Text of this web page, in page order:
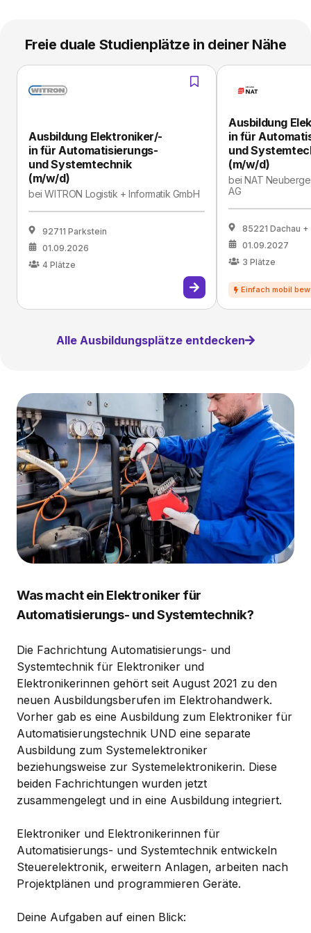
Freie duale Studienplätze in deiner Nähe
Ausbildung Elektroniker/-
in für Automatisierungs-
und Systemtechnik
(m/w/d)
beiWITRON Logistik + Informatik GmbH
92711 Parkstein
01.09.2026
4 Plätze
Ausbildung
in für
und
(m/w/d)
beiNAT
AG
85221 Dachau +
01.09.2027
3 Plätze
Alle Ausbildungsplätze entdecken
Was macht ein Elektroniker für
Automatisierungs- und Systemtechnik?
Die Fachrichtung Automatisierungs- und
Systemtechnik für Elektroniker und
Elektronikerinnen gehört seit August 2021 zu den
neuen Ausbildungsberufen im Elektrohandwerk.
Vorher gab es eine Ausbildung zum Elektroniker für
Automatisierungstechnik UND eine separate
Ausbildung zum Systemelektroniker
beziehungsweise zur Systemelektronikerin. Diese
beiden Fachrichtungen wurden jetzt
zusammengelegt und in eine Ausbildung integriert.
Elektroniker und Elektronikerinnen für
Automatisierungs- und Systemtechnik entwickeln
Steuerelektronik, erweitern Anlagen, arbeiten nach
Projektplänen und programmieren Geräte.
Deine Aufgaben auf einen Blick: